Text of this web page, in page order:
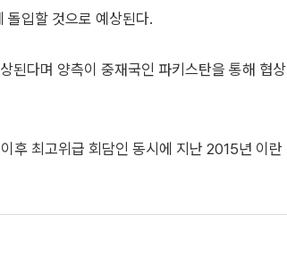
돌입할 것으로 예상된다.
된다며 양측이 중재국인 파키스탄을 통해 협상
후 최고위급 회담인 동시에 지난 2015년 이란